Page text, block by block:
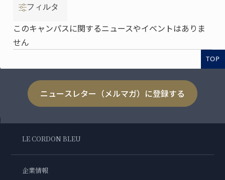
フィルタ
このキャンパスに関するニュースやイベントはありま
せん
TOP
ニュースレター（メルマガ）に登録する
LE CORDON BLEU
企業情報